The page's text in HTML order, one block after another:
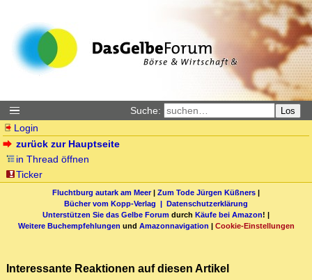
Suche: Los
Login
zurück zur Hauptseite
in Thread öffnen
Ticker
Fluchtburg autark am Meer| Zum Tode Jürgen Küßners |
Bücher vom Kopp-Verlag | Datenschutzerklärung
Unterstützen Sie das Gelbe Forum durch Käufe bei Amazon! |
Weitere Buchempfehlungen und Amazonnavigation | Cookie-Einstellungen
Interessante Reaktionen auf diesen Artikel